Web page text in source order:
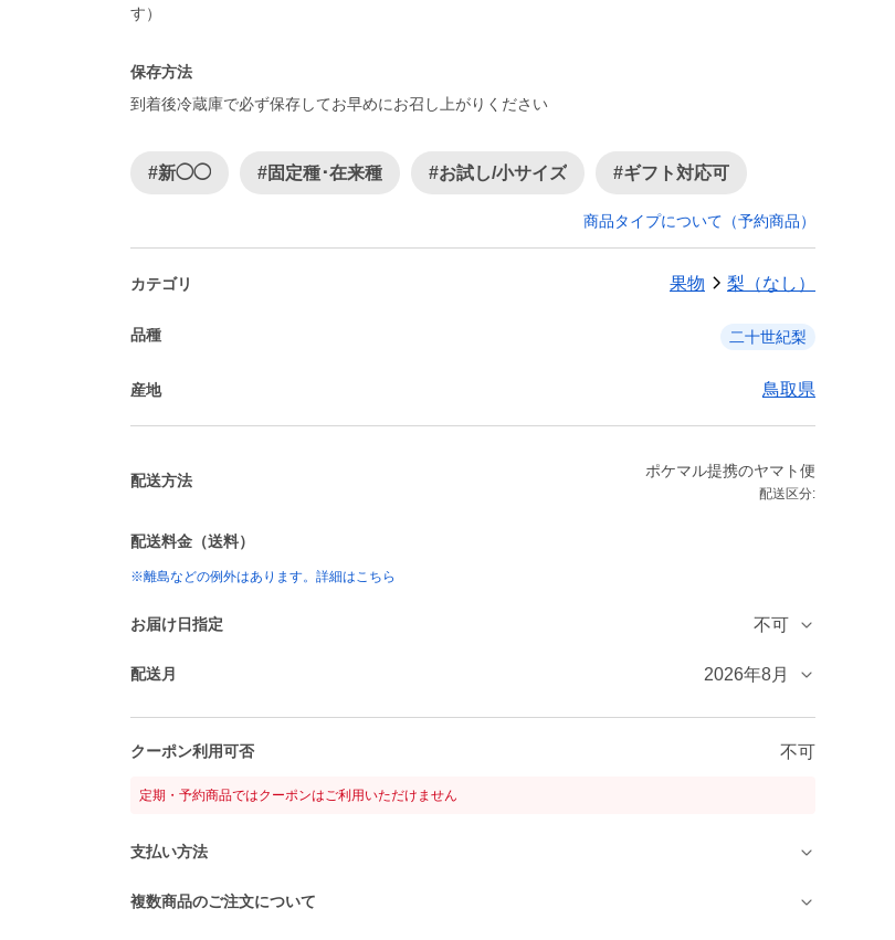
保存方法
到着後冷蔵庫で必ず保存してお早めにお召し上がりください
#新◯◯ #固定種･在来種 #お試し/小サイズ #ギフト対応可
商品タイプについて（予約商品）
カテゴリ 果物 梨（なし）
品種 二十世紀梨
産地 鳥取県
配送方法
ポケマル提携のヤマト便
配送区分:
配送料金（送料）
※離島などの例外はあります。詳細はこちら
お届け日指定 不可
配送月 2026年8月
クーポン利用可否 不可
定期・予約商品ではクーポンはご利用いただけません
支払い方法
複数商品のご注文について